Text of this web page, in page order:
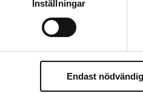
Inställningar
Endast
inte om forskarnas
polisen